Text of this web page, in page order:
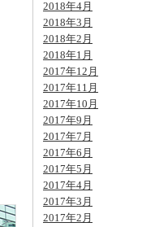
2018年4月
2018年3月
2018年2月
2018年1月
2017年12月
2017年11月
2017年10月
2017年9月
2017年7月
2017年6月
2017年5月
2017年4月
2017年3月
2017年2月